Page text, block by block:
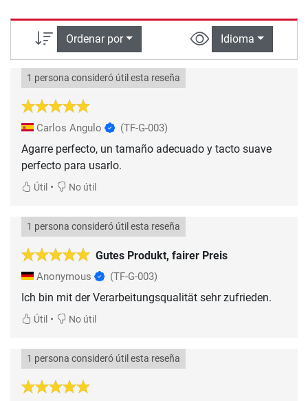
Ordenar por Idioma
1 persona consideró útil esta reseña
Carlos Angulo (TF-G-003)
Agarre perfecto, un tamaño adecuado y tacto suave
perfecto para usarlo.
Útil • No útil
Gutes Produkt, fairer Preis
1 persona consideró útil esta reseña
Anonymous (TF-G-003)
Ich bin mit der Verarbeitungsqualität sehr zufrieden.
Útil • No útil
1 persona consideró útil esta reseña